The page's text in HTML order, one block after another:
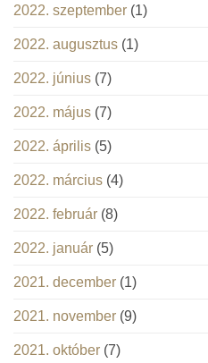
2022. szeptember (1)
2022. augusztus (1)
2022. június (7)
2022. május (7)
2022. április (5)
2022. március (4)
2022. február (8)
2022. január (5)
2021. december (1)
2021. november (9)
2021. október (7)